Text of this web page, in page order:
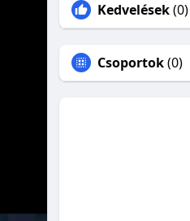
Kedvelések(0)
Csoportok(0)